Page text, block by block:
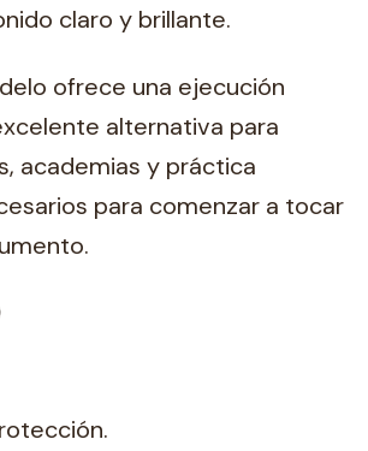
claro y brillante.
ofrece una ejecución
alternativa para
academias y práctica
para comenzar a tocar